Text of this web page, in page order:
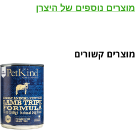
מוצרים נוספים של היצרן
מוצרים קשורים